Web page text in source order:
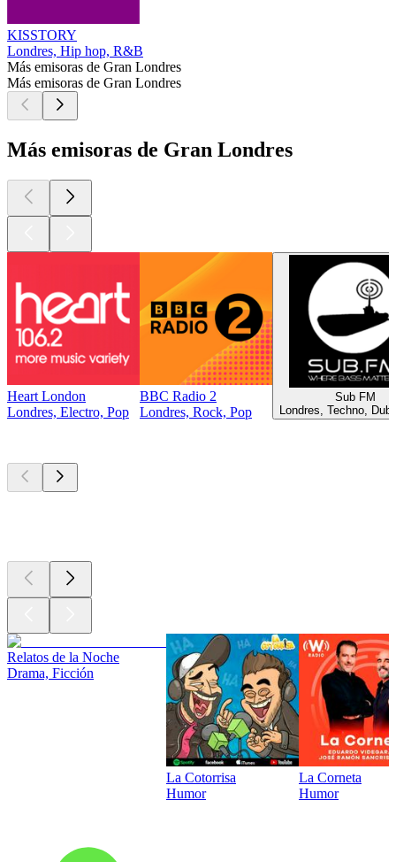
KISSTORY
Londres, Hip hop, R&B
Más emisoras de Gran Londres
Más emisoras de Gran Londres
Más emisoras de Gran Londres
Heart London
Londres, Electro, Pop
BBC Radio 2
Londres, Rock, Pop
Sub FM
Londres, Techno,
Relatos de la Noche
Drama, Ficción
La Cotorrisa
Humor
La Corneta
Humor